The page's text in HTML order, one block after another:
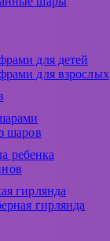
для детей
для взрослых
шаров
ребенка
гирлянда
гирлянда